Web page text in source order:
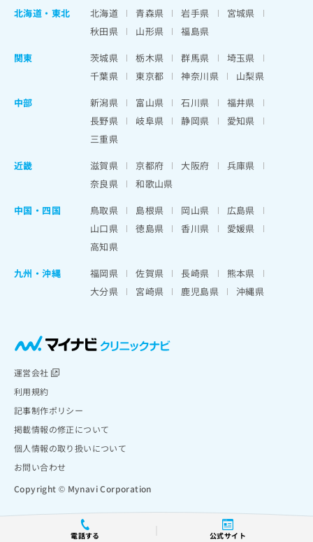
電話する 公式サイト
北海道 ・ 東北 北海道 青森県 岩手県
宮城県
秋田県
山形県
福島県
関東
茨城県 栃木県 群馬県
埼玉県
千葉県
東京都 神奈川県
山梨県
中部
新潟県 富山県 石川県
福井県
長野県
岐阜県 静岡県
愛知県
三重県
近畿
滋賀県 京都府 大阪府
兵庫県
奈良県
和歌山県
中国・四国
鳥取県 島根県 岡山県
広島県
山口県
徳島県 香川県
愛媛県
高知県
九州・沖縄
福岡県 佐賀県 長崎県
熊本県
大分県
宮崎県 鹿児島県 沖縄県
運営会社
利用規約
記事制作ポリシー
掲載情報の修正について
個人情報の取り扱いについて
お問い合わせ
Copyright © Mynavi Corporation